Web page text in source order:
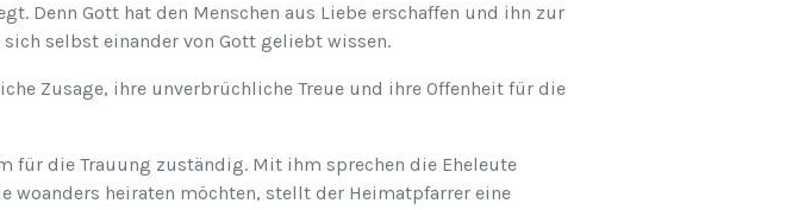
Denn Gott hat den Menschen aus Liebe erschaffen und ihn zur
selbst einander von Gott geliebt wissen.
Zusage, ihre unverbrüchliche Treue und ihre Offenheit für die
für die Trauung zuständig. Mit ihm sprechen die Eheleute
woanders heiraten möchten, stellt der Heimatpfarrer eine